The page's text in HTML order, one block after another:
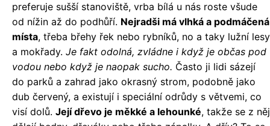
preferuje sušší stanoviště, vrba bílá u nás roste všude
od nížin až do podhůří. Nejradši má vlhká a podmáčená
místa, třeba břehy řek nebo rybníků, no a taky lužní lesy
a mokřady. Je fakt odolná, zvládne i když je občas pod
vodou nebo když je naopak sucho. Často ji lidi sázejí
do parků a zahrad jako okrasný strom, podobně jako
dub červený, a existují i speciální odrůdy s větvemi, co
visí dolů. Její dřevo je měkké a lehounké, takže se z něj